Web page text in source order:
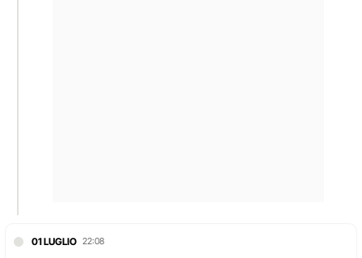
01 LUGLIO 22:08